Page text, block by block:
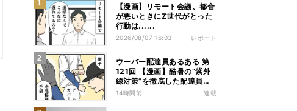
【漫画】リモート会議、都合
が悪いときにZ世代がとった
行動は......
2026/08/07 16:03 レポート
ウーバー配達員あるある 第
121回 【漫画】酷暑の“紫外
線対策”を徹底した配達員
が、数カ月後に絶句した理由
14時間前 連載